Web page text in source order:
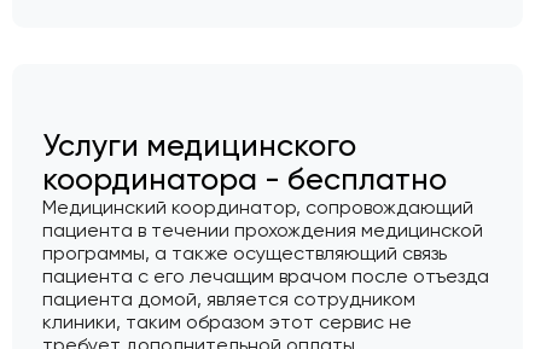
Услуги медицинского
координатора - бесплатно
Медицинский координатор, сопровождающий
пациента в течении прохождения медицинской
программы, а также осуществляющий связь
пациента с его лечащим врачом после отъезда
пациента домой, является сотрудником
клиники, таким образом этот сервис не